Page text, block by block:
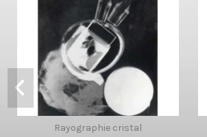
Rayographie cristal